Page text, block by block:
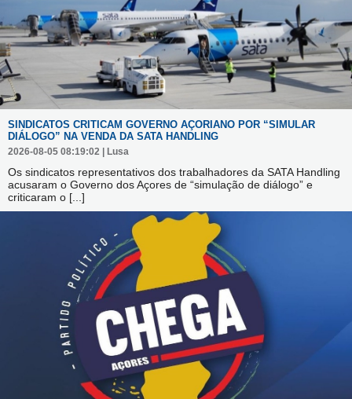
SINDICATOS CRITICAM GOVERNO AÇORIANO POR “SIMULAR
DIÁLOGO” NA VENDA DA SATA HANDLING
2026-08-05 08:19:02 | Lusa
Os sindicatos representativos dos trabalhadores da SATA Handling
acusaram o Governo dos Açores de “simulação de diálogo” e
criticaram o [...]